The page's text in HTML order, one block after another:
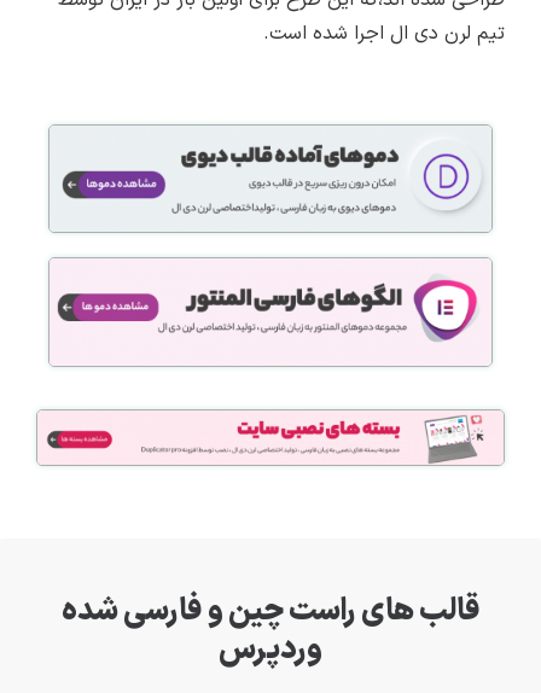
تیم لرن دی ال اجرا شده است.
قالب های راست چین و فارسی شده
وردپرس